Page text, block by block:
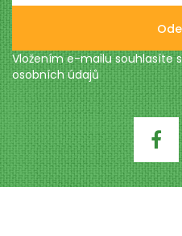
Vložením e-mailu souhlasíte
osobních údajů